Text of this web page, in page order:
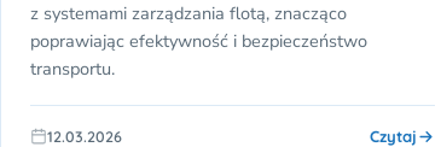
z systemami zarządzania flotą, znacząco
poprawiając efektywność i bezpieczeństwo
transportu.
12.03.2026 Czytaj